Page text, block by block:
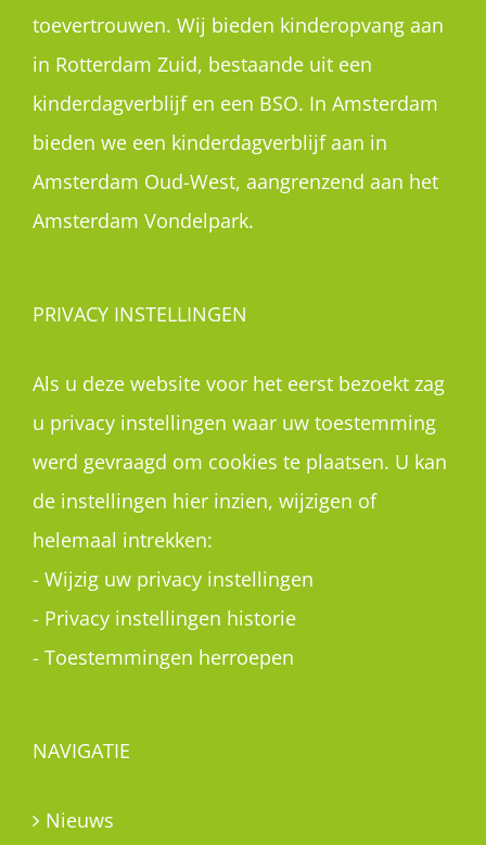
toevertrouwen. Wij bieden kinderopvang aan
in Rotterdam Zuid, bestaande uit een
kinderdagverblijf en een BSO. In Amsterdam
bieden we een kinderdagverblijf aan in
Amsterdam Oud-West, aangrenzend aan het
Amsterdam Vondelpark.
PRIVACY INSTELLINGEN
Als u deze website voor het eerst bezoekt zag
u privacy instellingen waar uw toestemming
werd gevraagd om cookies te plaatsen. U kan
de instellingen hier inzien, wijzigen of
helemaal intrekken:
- Wijzig uw privacy instellingen
- Privacy instellingen historie
- Toestemmingen herroepen
NAVIGATIE
Nieuws